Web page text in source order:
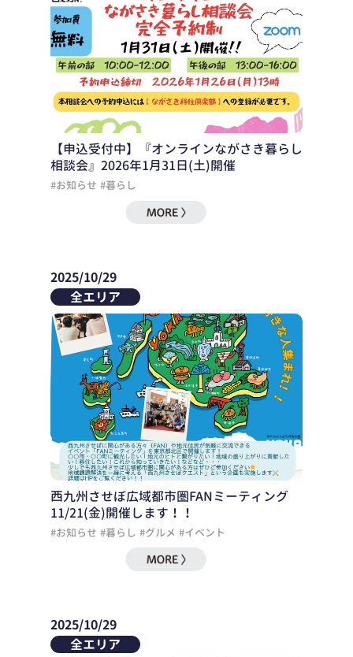
【申込受付中】『オンラインながさき暮らし
相談会』2026年1月31日(土)開催
#お知らせ #暮らし
2025/10/29
全エリア
西九州させぼ広域都市圏FANミーティング
11/21(金)開催します！！
#お知らせ #暮らし #グルメ #イベント
2025/10/29
全エリア